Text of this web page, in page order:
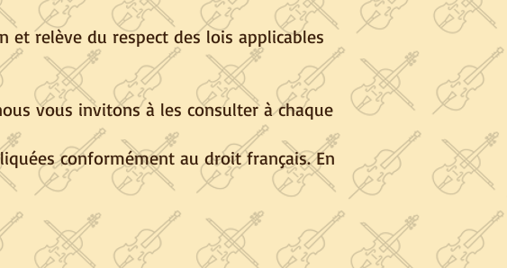
et relève du respect des lois applicables
vous invitons à les consulter à chaque
conformément au droit français. En